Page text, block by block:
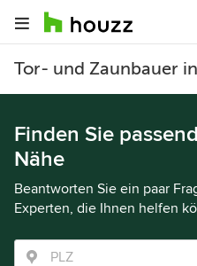
Tor- und Zaunbauer
Finden Sie
Nähe
Beantworten Sie ein paar
Experten, die Ihnen helfen